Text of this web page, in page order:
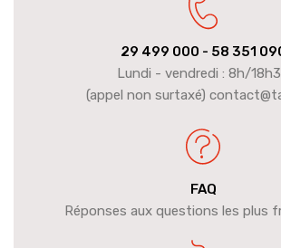
29 499 000 - 58 351
Lundi - vendredi : 8h/
(appel non surtaxé)
FAQ
Réponses aux questions les plus